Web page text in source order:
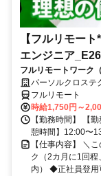
【フルリモー
エンジニア
フルリモートワーク
（10時間以内）/正
スタート/経験を活か
パーソルクロステ
フルリモート
時給1,750円～
【勤務時間】 【
憩時間】12:00〜
【仕事内容】 ＼
ク（2カ月に1回
内） ◆正社員登用